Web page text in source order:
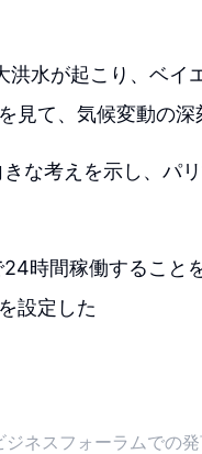
水が起こり、ベイ
見て、気候変動の深
な考えを示し、パ
時間稼働すること
設定した
ジネスフォーラムでの